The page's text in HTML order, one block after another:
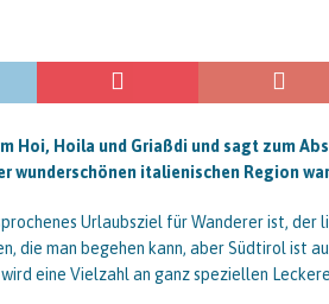
Hoi, Hoila und Griaßdi und sagt zum
wunderschönen italienischen Region
Urlaubsziel für Wanderer ist,
die man begehen kann, aber Südtirol ist
wird eine Vielzahl an ganz speziellen